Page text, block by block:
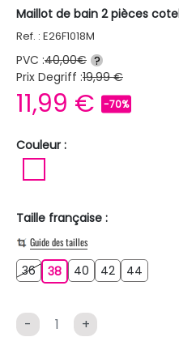
Maillot de bain 2 pièces
Ref. : E26F1018M
PVC :40,00€ ?
Prix Degriff :19,99 €
11,99 € -70%
Couleur :
Taille française :
Guide des tailles
36363838 40 40424244
- +